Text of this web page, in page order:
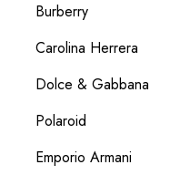
Burberry
Carolina Herrera
Dolce & Gabbana
Polaroid
Emporio Armani